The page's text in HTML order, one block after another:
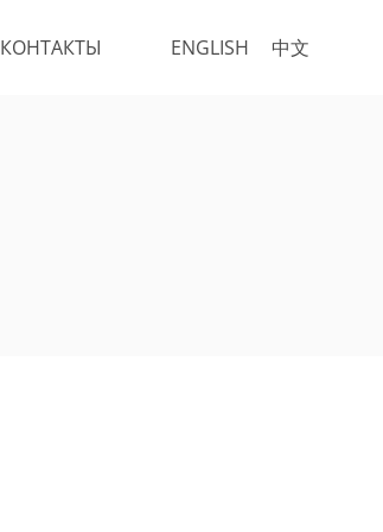
ENGLISH 中文
КОНТАКТЫ